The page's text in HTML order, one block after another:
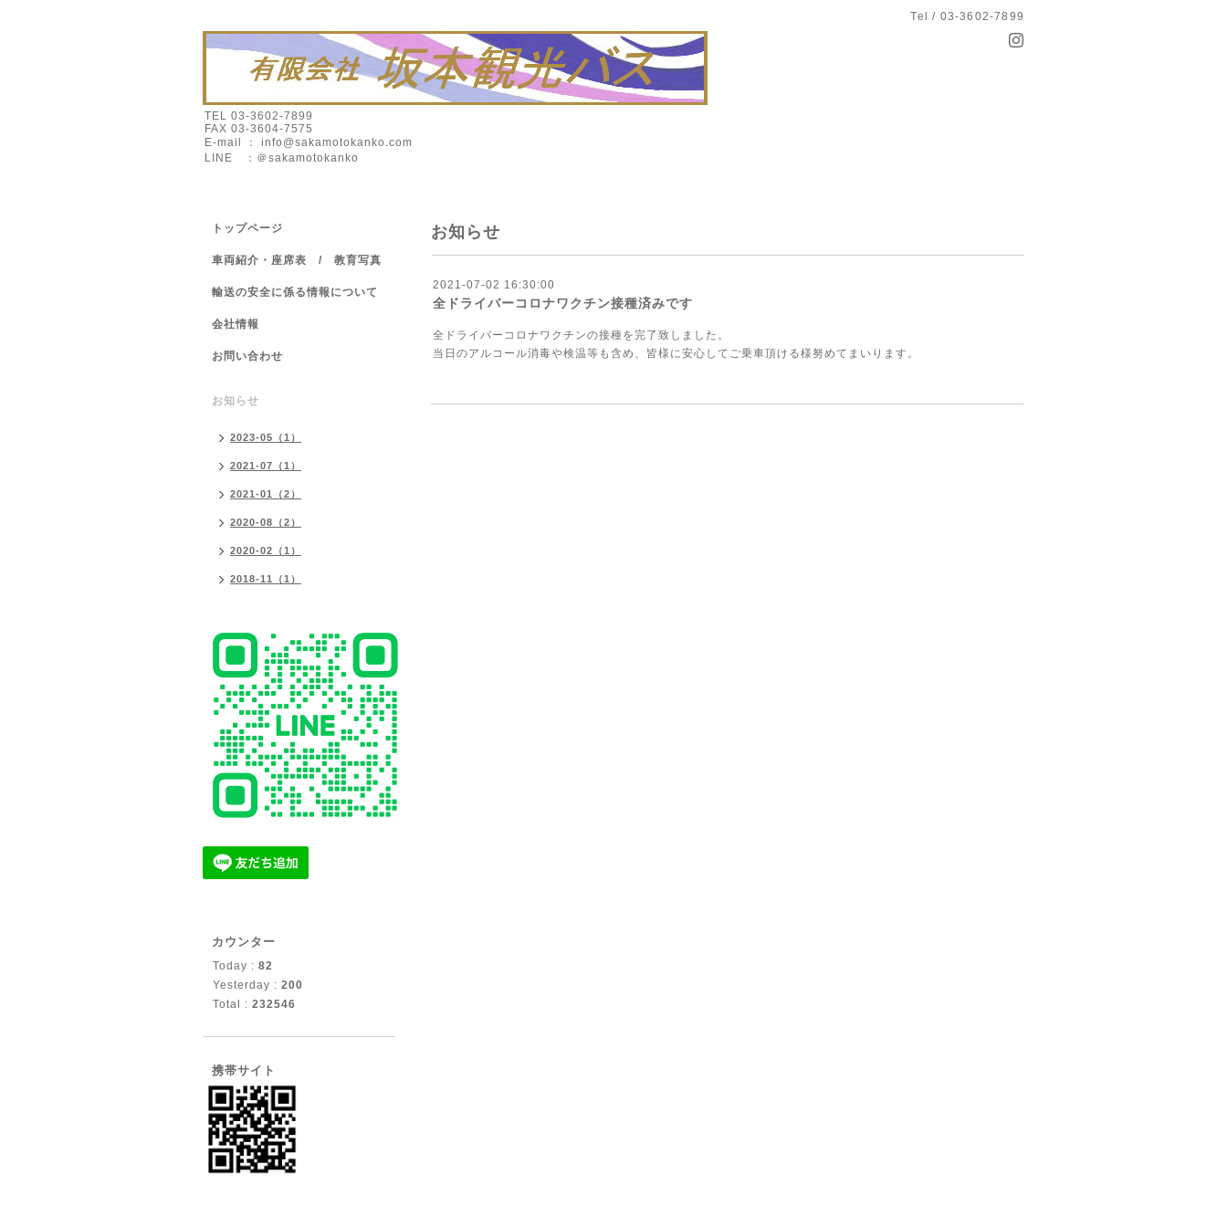
Tel / 03-3602-7899
TEL 03-3602-7899
FAX 03-3604-7575
E-mail ： info@sakamotokanko.com
LINE ：＠sakamotokanko
お知らせ
2021-07-02 16:30:00
全ドライバーコロナワクチン接種済みです
全ドライバーコロナワクチンの接種を完了致しました。
当日のアルコール消毒や検温等も含め、皆様に安心してご乗車頂ける様努めてまいります。
トップページ
車両紹介・座席表 / 教育写真
輸送の安全に係る情報について
会社情報
お問い合わせ
お知らせ
2023-05（1）
2021-07（1）
2021-01（2）
2020-08（2）
2020-02（1）
2018-11（1）
カウンター
Today : 82
Yesterday : 200
Total : 232546
携帯サイト